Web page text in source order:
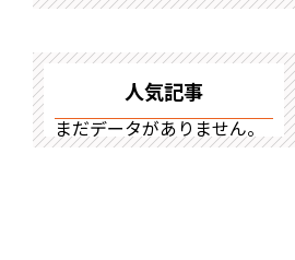
人気記事
まだデータがありません。